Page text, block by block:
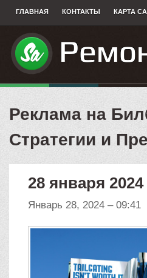
ГЛАВНАЯ КОНТАКТЫ КАРТА
Реклама на
Стратегии и
28 января 2024
Январь 28, 2024 – 09:41